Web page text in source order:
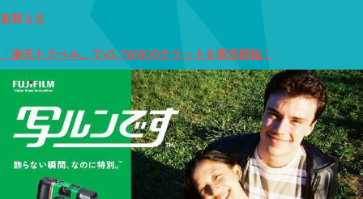
お知らせ
「楽天トラベル」でVS PARKのチケットを販売開始！